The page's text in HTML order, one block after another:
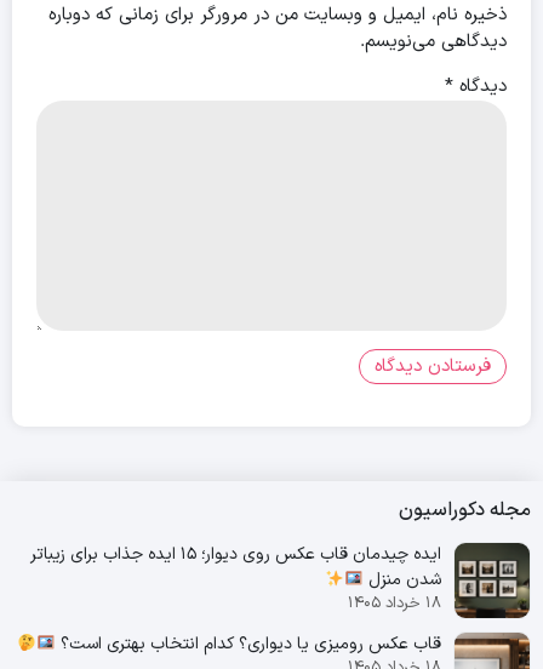
ذخیره نام، ایمیل و وبسایت من در مرورگر برای زمانی که دوباره
دیدگاهی می‌نویسم.
دیدگاه *
مجله دکوراسیون
ایده چیدمان قاب عکس روی دیوار؛ 15 ایده جذاب برای زیباتر
شدن منزل
۱۸ خرداد ۱۴۰۵
قاب عکس رومیزی یا دیواری؟ کدام انتخاب بهتری است؟